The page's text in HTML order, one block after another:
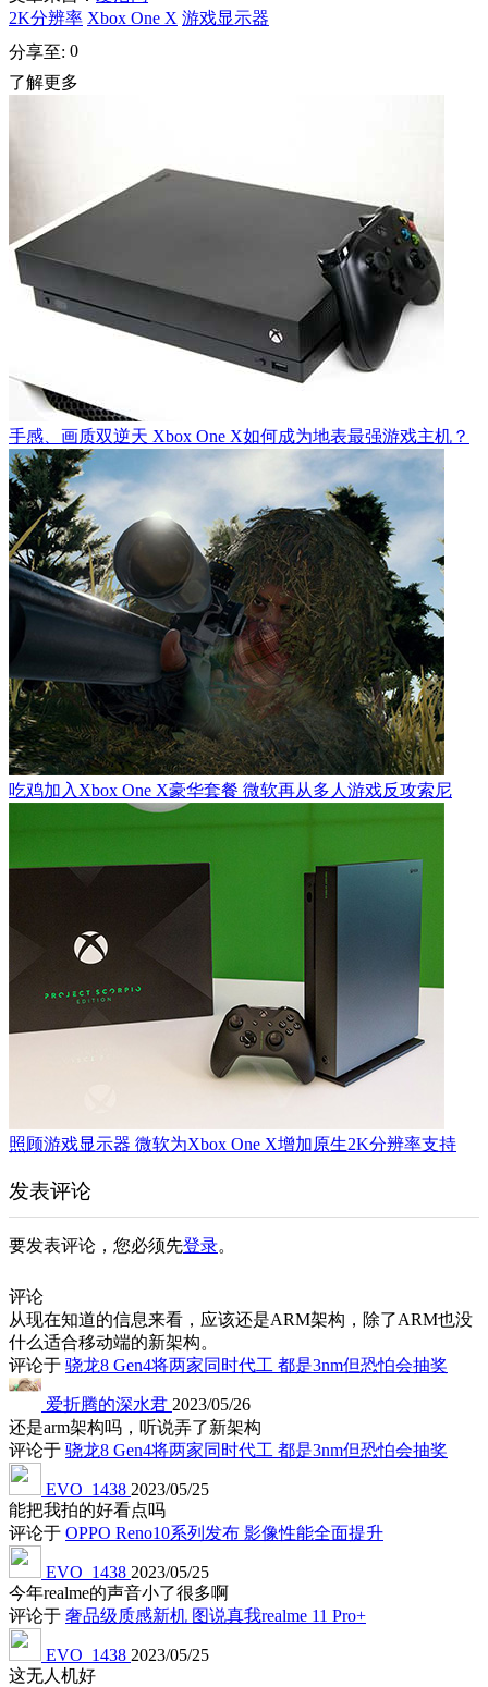
2K分辨率 Xbox One X 游戏显示器
分享至: 0
了解更多
手感、画质双逆天 Xbox One X如何成为地表最强游戏主机？
吃鸡加入Xbox One X豪华套餐 微软再从多人游戏反攻索尼
照顾游戏显示器 微软为Xbox One X增加原生2K分辨率支持
发表评论
要发表评论，您必须先登录。
评论
从现在知道的信息来看，应该还是ARM架构，除了ARM也没
什么适合移动端的新架构。
评论于 骁龙8 Gen4将两家同时代工 都是3nm但恐怕会抽奖
爱折腾的深水君 2023/05/26
还是arm架构吗，听说弄了新架构
评论于 骁龙8 Gen4将两家同时代工 都是3nm但恐怕会抽奖
EVO_1438 2023/05/25
能把我拍的好看点吗
评论于 OPPO Reno10系列发布 影像性能全面提升
EVO_1438 2023/05/25
今年realme的声音小了很多啊
评论于 奢品级质感新机 图说真我realme 11 Pro+
EVO_1438 2023/05/25
这无人机好